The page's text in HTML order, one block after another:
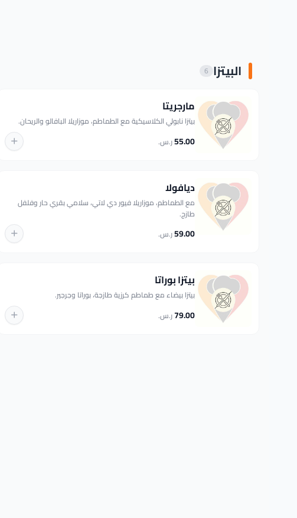
البيتزا 6
مارجريتا
بيتزا نابولي الكلاسيكية مع الطماطم، موزاريلا البافالو والريحان.
55.00ر.س.
ديافولا
مع الطماطم، موزاريلا فيور دي لاتي، سلامي بقري حار وفلفل
طازج.
59.00ر.س.
بيتزا بوراتا
بيتزا بيضاء مع طماطم كرزية طازجة، بوراتا وجرجير.
79.00ر.س.